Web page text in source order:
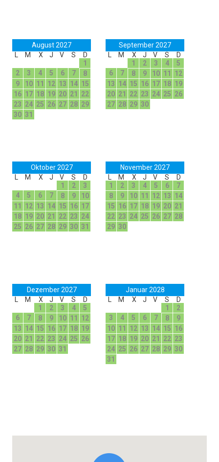
August 2027
L
M X J V S
D
1
2
3 4 5 6 7
8
9
10 11 12 13 14 15
16 17 18 19 20 21
22
23 24 25 26 27 28 29
30 31
September 2027
L
M X J V S
D
1
2 3 4
5
6
7 8 9 10 11
12
13 14 15 16 17 18 19
20 21 22 23 24 25 26
27 28 29 30
Oktober 2027
L
M X J V S
D
1
2
3
4
5 6 7 8 9
10
11
12 13 14 15 16 17
18 19 20 21 22 23 24
25 26 27 28 29 30 31
November 2027
L
M X J V S
D
1
2 3 4 5 6
7
8
9 10 11 12 13 14
15 16 17 18 19 20 21
22 23 24 25 26 27 28
29 30
Dezember 2027
L
M X J V S
D
1
2 3 4
5
6
7 8 9 10 11
12
13 14 15 16 17 18 19
20 21 22 23 24 25 26
27 28 29 30 31
Januar 2028
L
M X J V S
D
1
2
3
4 5 6 7 8
9
10 11 12 13 14 15 16
17 18 19 20 21 22 23
24 25 26 27 28 29 30
31